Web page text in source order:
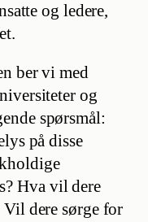
og ledere,
ber vi med
og
spørsmål:
på disse
Hva vil dere
Vil dere sørge for